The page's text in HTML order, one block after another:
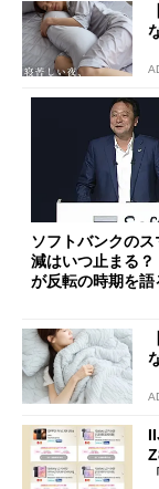
ソフトバンクの
減はいつ止まる
が反転の時期を